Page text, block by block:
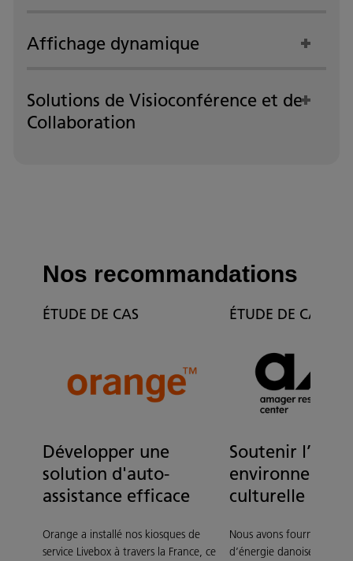
Affichage dynamique
Solutions de Visioconférence et de
Collaboration
Nos recommandations
ÉTUDE DE CAS
Développer une
solution d'auto-
assistance efficace
Orange a installé nos kiosques de
service Livebox à travers la France, ce
ÉTUDE DE CAS
Soutenir
culturelle
Nous avons fourni à une
d’énergie danoise des